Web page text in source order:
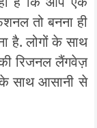
तो बनना ही
है. लोगों के साथ
रिजनल लैंगवेज़
साथ आसानी से